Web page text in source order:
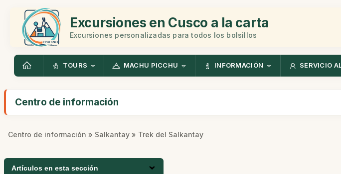
Excursiones en Cusco a la carta
Excursiones personalizadas para todos los bolsillos
TOURS MACHU PICCHU INFORMACIÓN SERVICIO
Centro de información
Centro de información » Salkantay » Trek del Salkantay
Artículos en esta sección